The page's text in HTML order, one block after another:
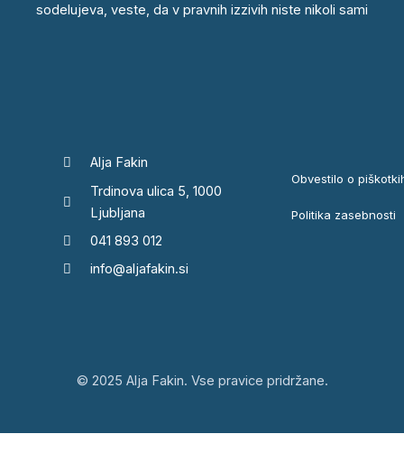
sodelujeva, veste, da v pravnih izzivih niste nikoli sami
Alja Fakin
Trdinova ulica 5, 1000
Ljubljana
041 893 012
info@aljafakin.si
Obvestilo o
Politika zasebnosti
© 2025 Alja Fakin. Vse pravice pridržane.